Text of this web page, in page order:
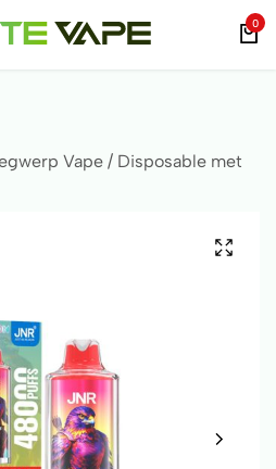
0
Vape / Disposable met